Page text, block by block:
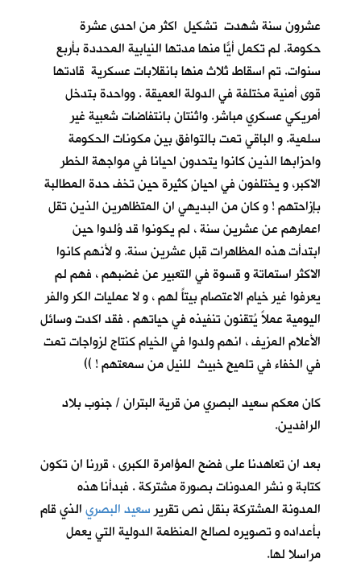
عشرون سنة شهدت تشكيل اكثر من احدى عشرة
حكومة. لم تكمل أيّاً منها مدتها النيابية المحددة بأربع
سنوات. تم اسقاط ثلاث منها بانقلابات عسكرية قادتها
قوى أمنية مختلفة في الدولة العميقة . وواحدة بتدخل
أمريكي عسكري مباشر. واثنتان بانتفاضات شعبية غير
سلمية. و الباقي تمت بالتوافق بين مكونات الحكومة
واحزابها الذين كانوا يتحدون احيانا في مواجهة الخطر
الاكبر، و يختلفون في احيانٍ كثيرة حين تخف حدة المطالبة
بإزاحتهم ! و كان من البديهي ان المتظاهرين الذين تقل
اعمارهم عن عشرين سنة ، لم يكونوا قد وُلدوا حين
ابتدأت هذه المظاهرات قبل عشرين سنة. و لأنهم كانوا
الاكثر استماتة و قسوة في التعبير عن غضبهم ، فهم لم
يعرفوا غير خيام الاعتصام بيتاً لهم ، و لا عمليات الكر والفر
اليومية عملاً يُتقنون تنفيذه في حياتهم . فقد اكدت وسائل
الأعلام المزيف ، انهم ولدوا في الخيام كنتاج لزواجات تمت
في الخفاء في تلميحٍ خبيث للنيل من سمعتهم ! ))
كان معكم سعيد البصري من قرية البتران / جنوب بلاد
الرافدين.
بعد ان تعاهدنا على فضح المؤامرة الكبرى ، قررنا ان تكون
كتابة و نشر المدونات بصورة مشتركة . فبدأنا هذه
المدونة المشتركة بنقل نص تقريرسعيد البصريالذي قام
بأعداده و تصويره لصالح المنظمة الدولية التي يعمل
مراسلا لها.